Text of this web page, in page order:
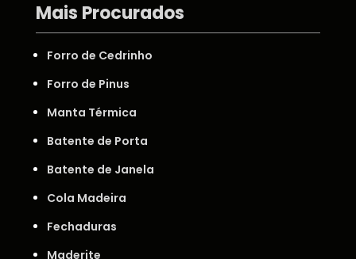
Mais Procurados
Forro de Cedrinho
Forro de Pinus
Manta Térmica
Batente de Porta
Batente de Janela
Cola Madeira
Fechaduras
Maderite